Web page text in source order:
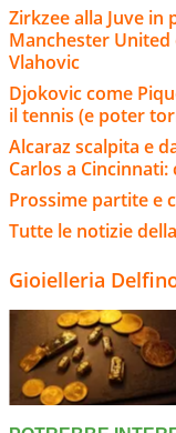
Zirkzee alla Juve
Manchester
Vlahovic
Djokovic come
il tennis (e poter
Alcaraz scalpita e
Carlos a
Prossime partite e
Tutte le notizie
Gioielleria